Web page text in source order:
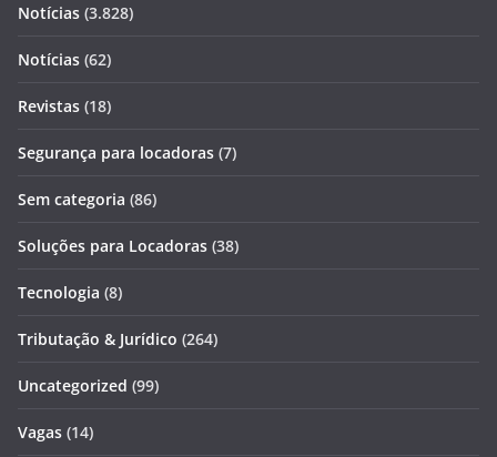
Notícias (3.828)
Notícias (62)
Revistas (18)
Segurança para locadoras (7)
Sem categoria (86)
Soluções para Locadoras (38)
Tecnologia (8)
Tributação & Jurídico (264)
Uncategorized (99)
Vagas (14)